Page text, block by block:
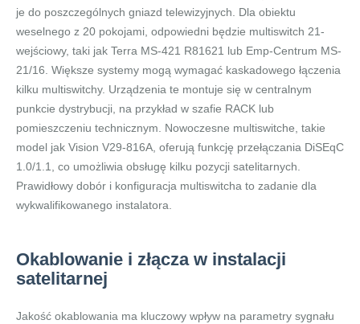
je do poszczególnych gniazd telewizyjnych. Dla obiektu
weselnego z 20 pokojami, odpowiedni będzie multiswitch 21-
wejściowy, taki jak Terra MS-421 R81621 lub Emp-Centrum MS-
21/16. Większe systemy mogą wymagać kaskadowego łączenia
kilku multiswitchy. Urządzenia te montuje się w centralnym
punkcie dystrybucji, na przykład w szafie RACK lub
pomieszczeniu technicznym. Nowoczesne multiswitche, takie
model jak Vision V29-816A, oferują funkcję przełączania DiSEqC
1.0/1.1, co umożliwia obsługę kilku pozycji satelitarnych.
Prawidłowy dobór i konfiguracja multiswitcha to zadanie dla
wykwalifikowanego instalatora.
Okablowanie i złącza w instalacji
satelitarnej
Jakość okablowania ma kluczowy wpływ na parametry sygnału